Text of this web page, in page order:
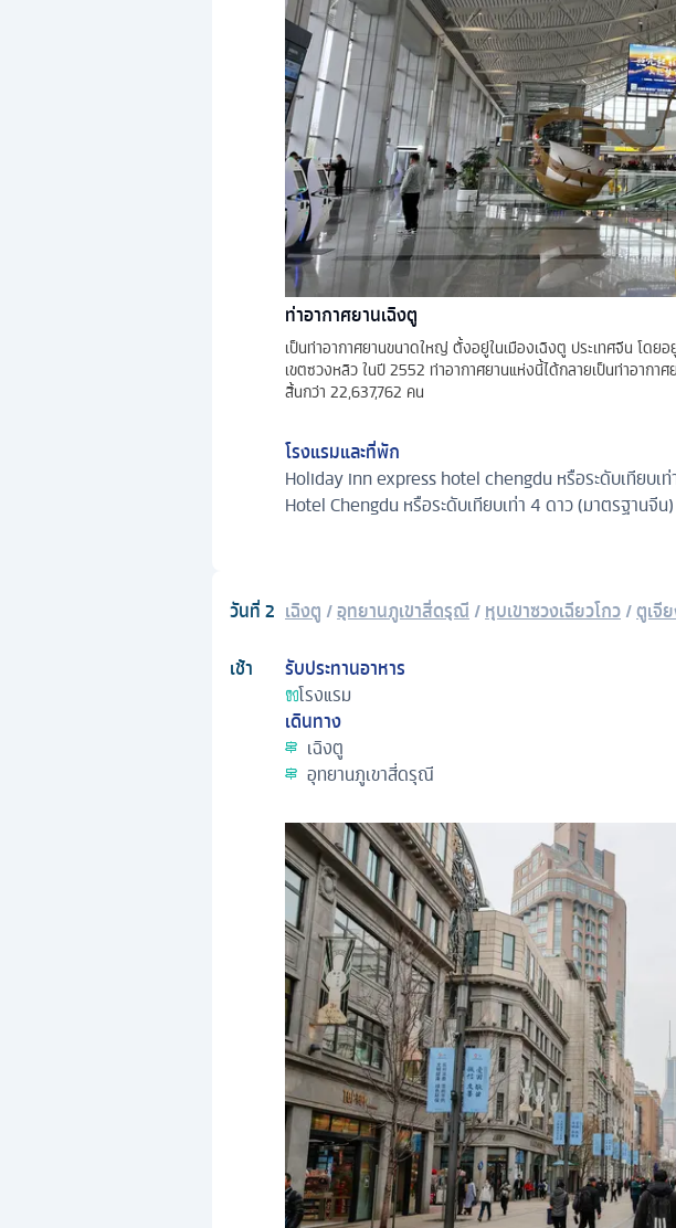
ท่าอากาศยานเฉิงตู
เป็นท่าอากาศยานขนาดใหญ่ ตั้งอยู่ในเมืองเฉิงตู ประเทศจีน โดย
เขตซวงหลิว ในปี 2552 ท่าอากาศยานแห่งนี้ได้กลายเป็นท่าอาก
สิ้นกว่า 22,637,762 คน
โรงแรมและที่พัก
Holiday inn express hotel chengdu หรือระดับเทียบเ
Hotel Chengdu หรือระดับเทียบเท่า 4 ดาว (มาตรฐานจีน)
วันที่2 เฉิงตู /อุทยานภูเขาสี่ดรุณี /หุบเขาซวงเฉียวโกว/ตูเจี
เช้า
รับประทานอาหาร
โรงแรม
เดินทาง
เฉิงตู
อุทยานภูเขาสี่ดรุณี